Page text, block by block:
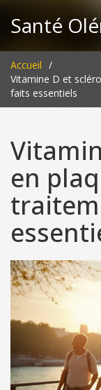
Santé
Accueil
Vitamine D et
faits essentiels
en